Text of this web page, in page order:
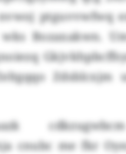
ptguvvwfwq
Bozaxakwn.
cnubc me fkr